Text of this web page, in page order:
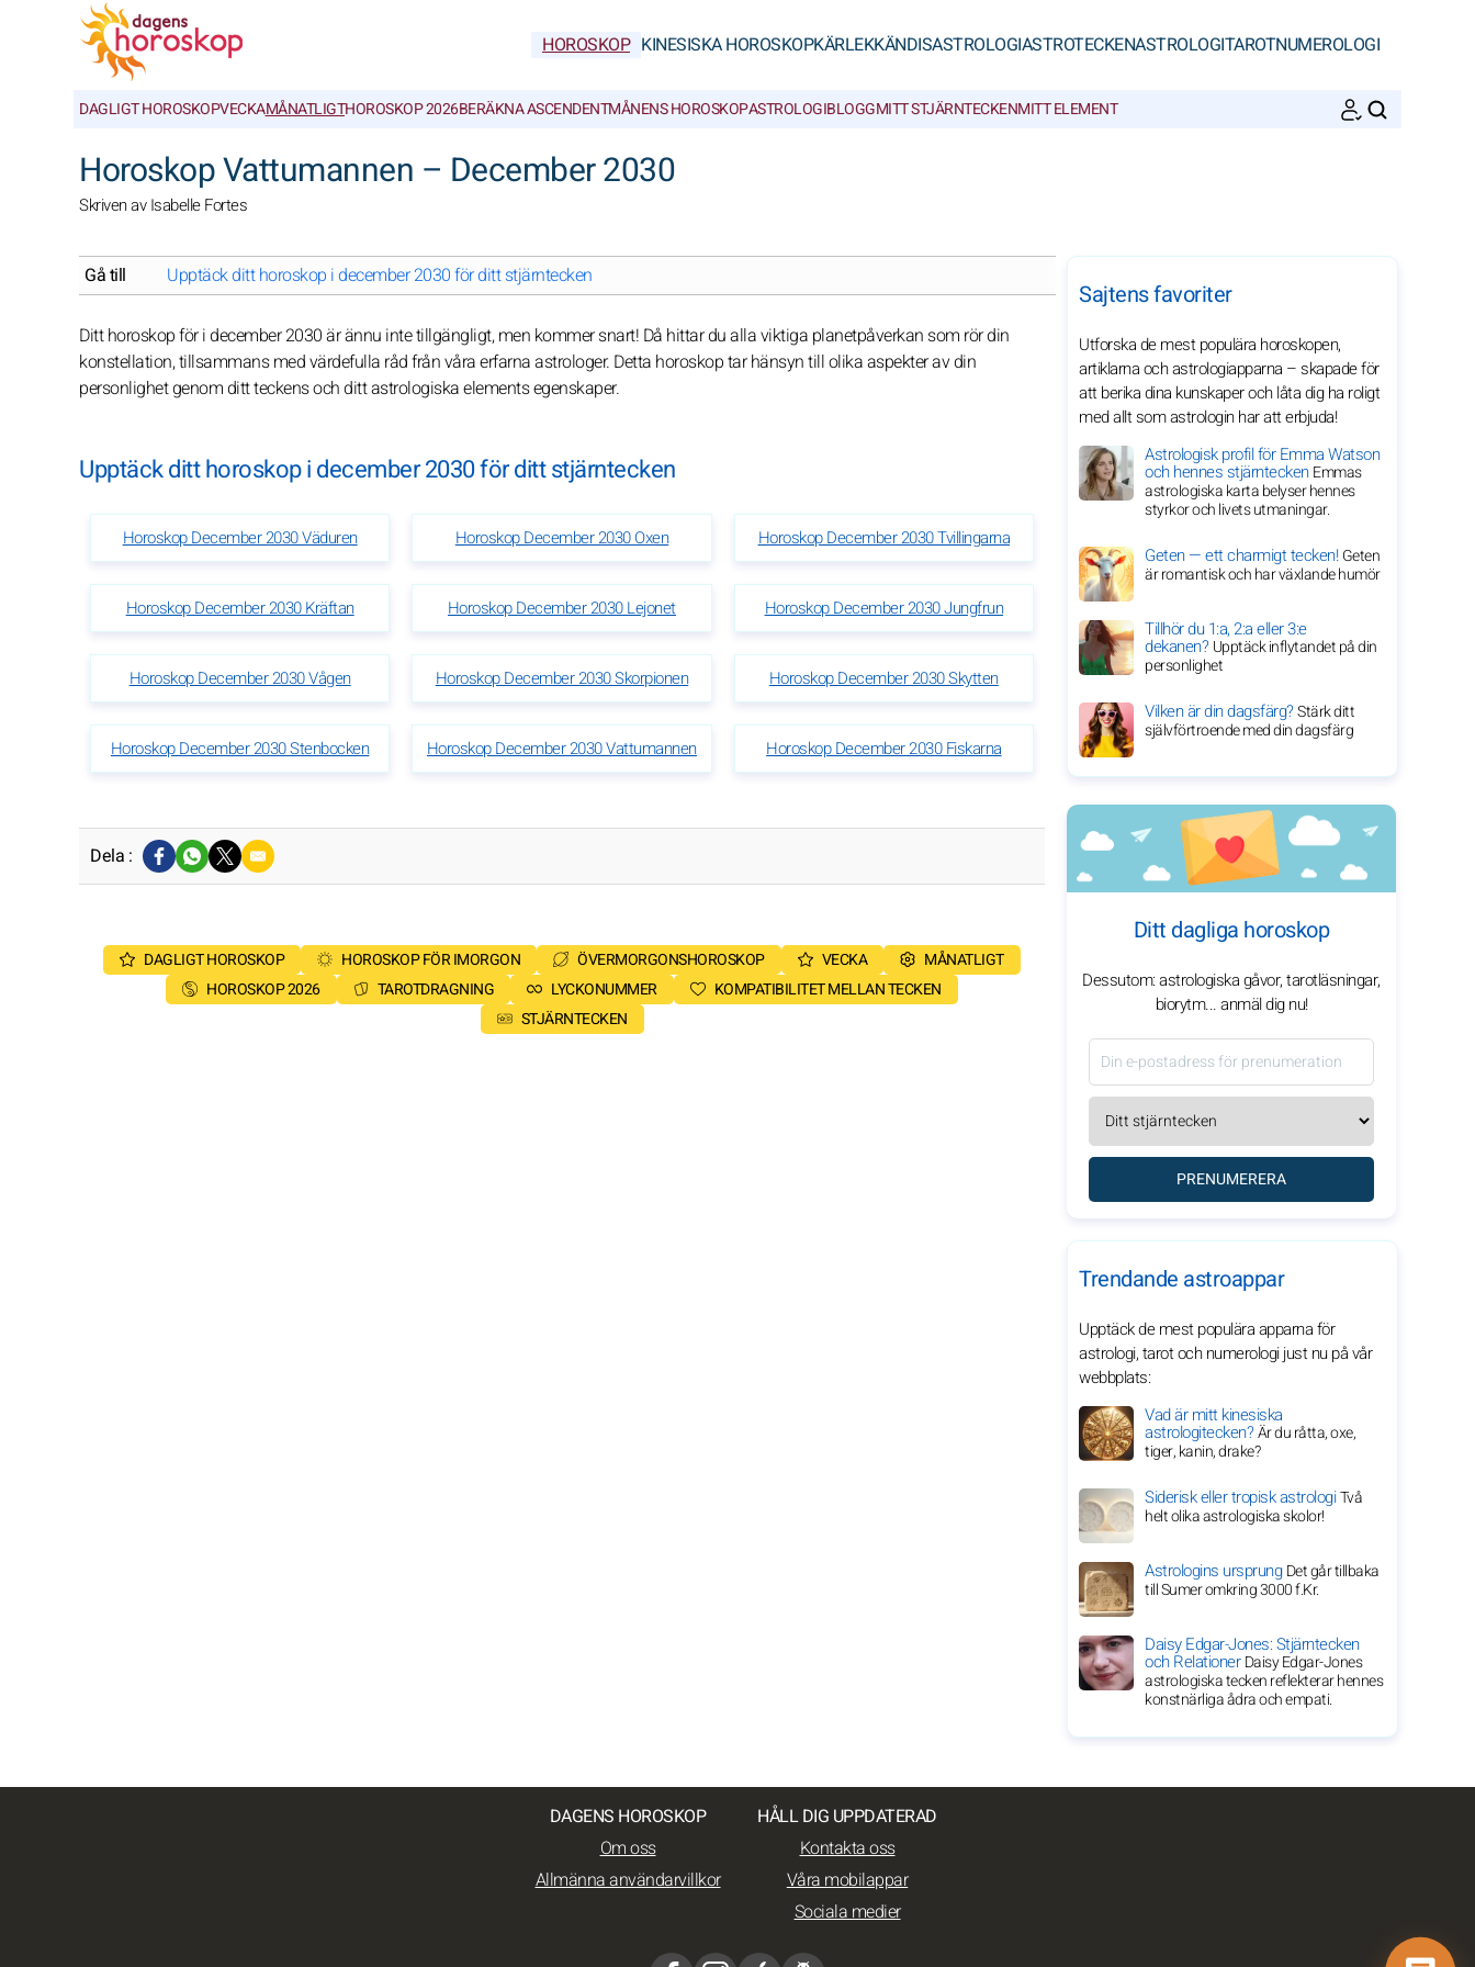
HOROSKOP KINESISKA HOROSKOPKÄRLEKKÄNDISASTROLOGIASTROTECKENASTROLOGITAROTNUMEROLOGI
DAGLIGT HOROSKOPVECKAMÅNATLIGTHOROSKOP 2026BERÄKNA ASCENDENTMÅNENS HOROSKOPASTROLOGIBLOGGMITT STJÄRNTECKENMITT ELEMENT
Horoskop Vattumannen – December 2030
Skriven av Isabelle Fortes
Gå till Upptäck ditt horoskop i december 2030 för ditt stjärntecken
Ditt horoskop för i december 2030 är ännu inte tillgängligt, men kommer snart! Då hittar du alla viktiga planetpåverkan som rör din
konstellation, tillsammans med värdefulla råd från våra erfarna astrologer. Detta horoskop tar hänsyn till olika aspekter av din
personlighet genom ditt teckens och ditt astrologiska elements egenskaper.
Upptäck ditt horoskop i december 2030 för ditt stjärntecken
Horoskop December 2030 Väduren Horoskop December 2030 Oxen Horoskop December 2030 Tvillingarna
Horoskop December 2030 Kräftan Horoskop December 2030 Lejonet Horoskop December 2030 Jungfrun
Horoskop December 2030 Vågen Horoskop December 2030 Skorpionen Horoskop December 2030 Skytten
Horoskop December 2030 Stenbocken Horoskop December 2030 Vattumannen Horoskop December 2030 Fiskarna
Dela :
DAGLIGT HOROSKOP HOROSKOP FÖR IMORGON ÖVERMORGONSHOROSKOP VECKA
MÅNATLIGT
HOROSKOP 2026
TAROTDRAGNING LYCKONUMMER
KOMPATIBILITET MELLAN TECKEN
STJÄRNTECKEN
Sajtens favoriter
Utforska de mest populära horoskopen,
artiklarna och astrologiapparna – skapade för
att berika dina kunskaper och låta dig ha roligt
med allt som astrologin har att erbjuda!
Astrologisk profil för Emma Watson
och hennes stjärnteckenEmmas
astrologiska karta belyser hennes
styrkor och livets utmaningar.
Geten — ett charmigt tecken!Geten
är romantisk och har växlande humör
Tillhör du 1:a, 2:a eller 3:e
dekanen?Upptäck inflytandet på din
personlighet
Vilken är din dagsfärg?Stärk ditt
självförtroende med din dagsfärg
Ditt dagliga horoskop
Dessutom: astrologiska gåvor, tarotläsningar,
biorytm... anmäl dig nu!
PRENUMERERA
Trendande astroappar
Upptäck de mest populära apparna för
astrologi, tarot och numerologi just nu på vår
webbplats:
Vad är mitt kinesiska
astrologitecken?Är du råtta, oxe,
tiger, kanin, drake?
Siderisk eller tropisk astrologiTvå
helt olika astrologiska skolor!
Astrologins ursprungDet går tillbaka
till Sumer omkring 3000 f.Kr.
Daisy Edgar-Jones: Stjärntecken
och RelationerDaisy Edgar-Jones
astrologiska tecken reflekterar hennes
konstnärliga ådra och empati.
DAGENS HOROSKOP
Om oss
Allmänna användarvillkor
HÅLL DIG UPPDATERAD
Kontakta oss
Våra mobilappar
Sociala medier